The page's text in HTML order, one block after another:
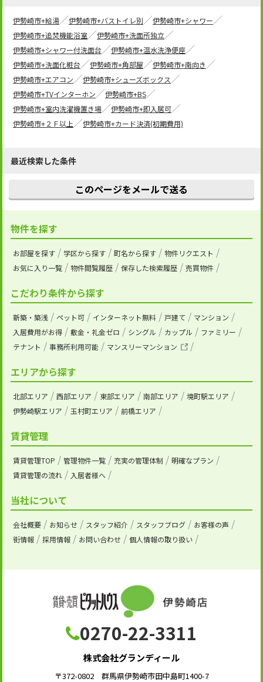
伊勢崎市+給湯 伊勢崎市+バストイレ別
伊勢崎市+シャワー
伊勢崎市+追焚機能浴室
伊勢崎市+洗面所独立
伊勢崎市+シャワー付洗面台
伊勢崎市+温水洗浄便座
伊勢崎市+洗面化粧台
伊勢崎市+角部屋
伊勢崎市+南向き
伊勢崎市+エアコン
伊勢崎市+シューズボックス
伊勢崎市+TVインターホン
伊勢崎市+BS
伊勢崎市+室内洗濯機置き場
伊勢崎市+即入居可
伊勢崎市+２Ｆ以上
伊勢崎市+カード決済(初期費用)
最近検索した条件
このページをメールで送る
物件を探す
お部屋を探す 学区から探す 町名から探す
物件リクエスト
お気に入り一覧
物件閲覧履歴 保存した検索履歴 売買物件
こだわり条件から探す
新築・築浅 ペット可 インターネット無料 戸建て
マンション
入居費用がお得
敷金・礼金ゼロ シングル カップル
ファミリー
テナント
事務所利用可能 マンスリーマンション
エリアから探す
北部エリア 西部エリア 東部エリア 南部エリア
境町駅エリア
伊勢崎駅エリア
玉村町エリア 前橋エリア
賃貸管理
賃貸管理TOP 管理物件一覧 充実の管理体制
明確なプラン
賃貸管理の流れ
入居者様へ
当社について
会社概要 お知らせ スタッフ紹介 スタッフブログ
お客様の声
街情報
採用情報 お問い合わせ 個人情報の取り扱い
0270-22-3311
株式会社グランディール
〒372-0802 群馬県伊勢崎市田中島町1400-7